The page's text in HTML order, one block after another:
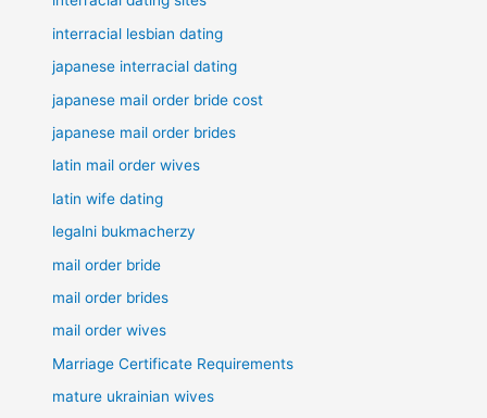
interracial lesbian dating
japanese interracial dating
japanese mail order bride cost
japanese mail order brides
latin mail order wives
latin wife dating
legalni bukmacherzy
mail order bride
mail order brides
mail order wives
Marriage Certificate Requirements
mature ukrainian wives